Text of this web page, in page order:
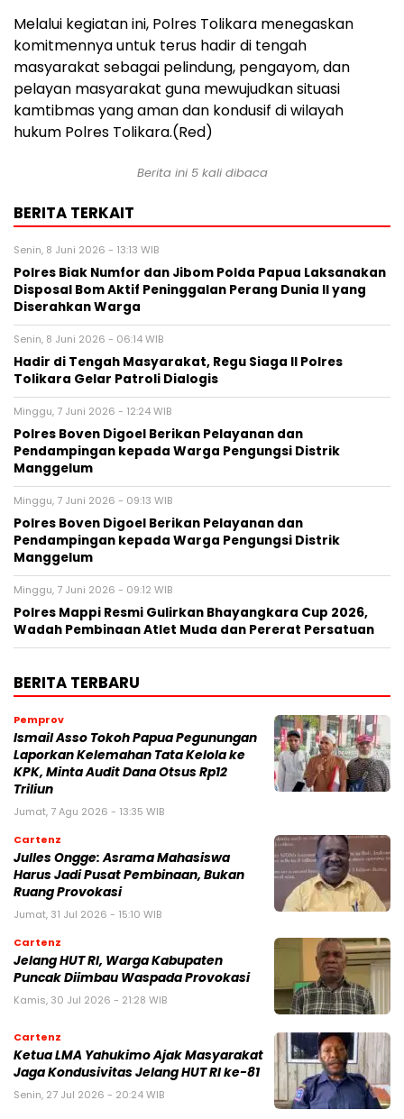
Melalui kegiatan ini, Polres Tolikara menegaskan
komitmennya untuk terus hadir di tengah
masyarakat sebagai pelindung, pengayom, dan
pelayan masyarakat guna mewujudkan situasi
kamtibmas yang aman dan kondusif di wilayah
hukum Polres Tolikara.(Red)
Berita ini 5 kali dibaca
BERITA TERKAIT
Senin, 8 Juni 2026 - 13:13 WIB
Polres Biak Numfor dan Jibom Polda Papua Laksanakan
Disposal Bom Aktif Peninggalan Perang Dunia II yang
Diserahkan Warga
Senin, 8 Juni 2026 - 06:14 WIB
Hadir di Tengah Masyarakat, Regu Siaga II Polres
Tolikara Gelar Patroli Dialogis
Minggu, 7 Juni 2026 - 12:24 WIB
Polres Boven Digoel Berikan Pelayanan dan
Pendampingan kepada Warga Pengungsi Distrik
Manggelum
Minggu, 7 Juni 2026 - 09:13 WIB
Polres Boven Digoel Berikan Pelayanan dan
Pendampingan kepada Warga Pengungsi Distrik
Manggelum
Minggu, 7 Juni 2026 - 09:12 WIB
Polres Mappi Resmi Gulirkan Bhayangkara Cup 2026,
Wadah Pembinaan Atlet Muda dan Pererat Persatuan
BERITA TERBARU
Pemprov
Ismail Asso Tokoh Papua Pegunungan
Laporkan Kelemahan Tata Kelola ke
KPK, Minta Audit Dana Otsus Rp12
Triliun
Jumat, 7 Agu 2026 - 13:35 WIB
Cartenz
Julles Ongge: Asrama Mahasiswa
Harus Jadi Pusat Pembinaan, Bukan
Ruang Provokasi
Jumat, 31 Jul 2026 - 15:10 WIB
Cartenz
Jelang HUT RI, Warga Kabupaten
Puncak Diimbau Waspada Provokasi
Kamis, 30 Jul 2026 - 21:28 WIB
Cartenz
Ketua LMA Yahukimo Ajak Masyarakat
Jaga Kondusivitas Jelang HUT RI ke-81
Senin, 27 Jul 2026 - 20:24 WIB